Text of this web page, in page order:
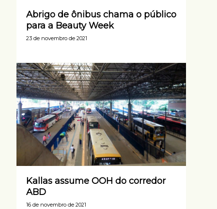
Abrigo de ônibus chama o público
para a Beauty Week
23 de novembro de 2021
Kallas assume OOH do corredor
ABD
16 de novembro de 2021